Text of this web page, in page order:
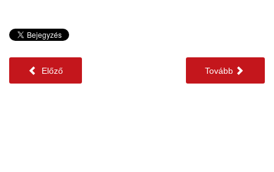
Előző Tovább